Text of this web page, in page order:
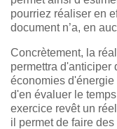
pourriez réaliser en
document n’a, en
Concrètement, la
permettra d'anticiper
économies
d'en évaluer le
exercice revêt un
il permet de faire des